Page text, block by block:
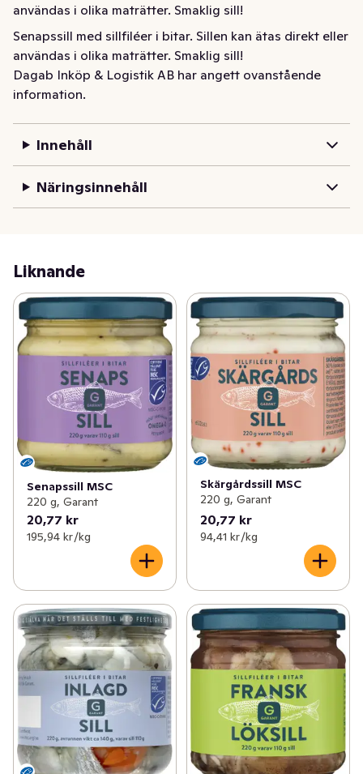
användas i olika maträtter. Smaklig sill!
Senapssill med sillfiléer i bitar. Sillen kan ätas direkt eller
användas i olika maträtter. Smaklig sill!
Dagab Inköp & Logistik AB har angett ovanstående
information.
Innehåll
Näringsinnehåll
Liknande
Senapssill MSC
220 g, Garant
20,77 kr
195,94 kr /kg
Skärgårdssill MSC
220 g, Garant
20,77 kr
94,41 kr /kg